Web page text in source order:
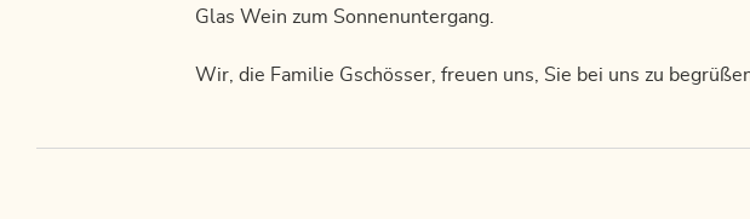
Glas Wein zum Sonnenuntergang.
Wir, die Familie Gschösser, freuen uns, Sie bei uns zu